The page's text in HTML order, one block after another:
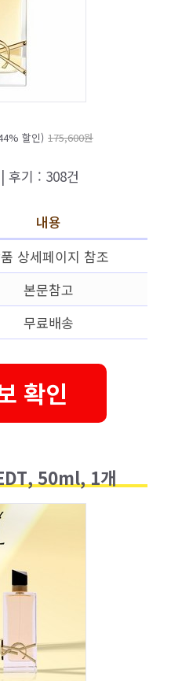
할인) 175,600원
기 : 308건
내용
상세페이지 참조
본문참고
무료배송
확인
50ml, 1개